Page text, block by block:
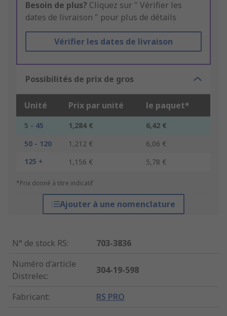
Besoin de plus? Cliquez sur " Vérifier les
dates de livraison " pour plus de détails
Vérifier les dates de livraison
Possibilités de prix de gros
Unité Prix par unité le paquet*
5 - 45 1,284 €
6,42 €
50 - 120
1,212 €
6,06 €
125 +
1,156 € 5,78 €
*Prix donné à titre indicatif
Ajouter à une nomenclature
N° de stock RS:
703-3836
Numéro d'article
Distrelec:
304-19-598
Fabricant: RS PRO